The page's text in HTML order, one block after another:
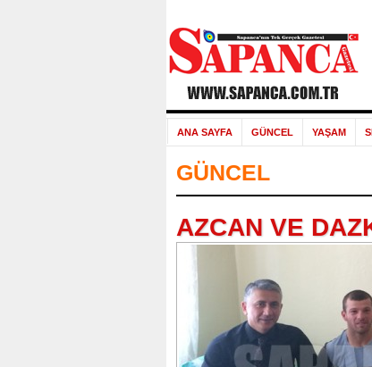
ANA SAYFA GÜNCEL YAŞAM
GÜNCEL
AZCAN VE